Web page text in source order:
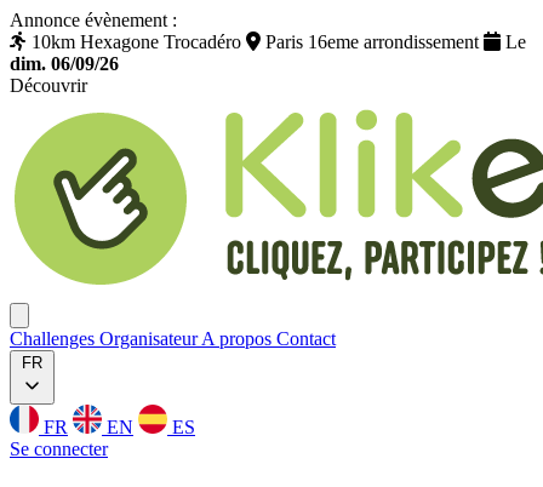
Annonce évènement :
10km Hexagone Trocadéro
Paris 16eme arrondissement
Le
dim. 06/09/26
Découvrir
Challenges OrganisateurA propos Contact
FR
FR EN
ES
Se connecter